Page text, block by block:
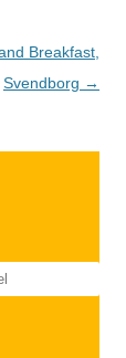
Breakfast,
Svendborg →